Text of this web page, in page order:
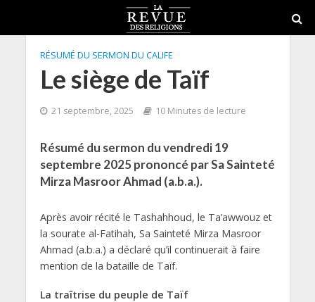
RÉSUMÉ DU SERMON DU CALIFE
Le siège de Taïf
21 septembre, 2025 10 Minutes de lecture
Résumé du sermon du vendredi 19
septembre 2025 prononcé par Sa Sainteté
Mirza Masroor Ahmad (a.b.a.).
Après avoir récité le Tashahhoud, le Ta’awwouz et
la sourate al-Fatihah, Sa Sainteté Mirza Masroor
Ahmad (a.b.a.) a déclaré qu’il continuerait à faire
mention de la bataille de Taïf.
La traîtrise du peuple de Taïf